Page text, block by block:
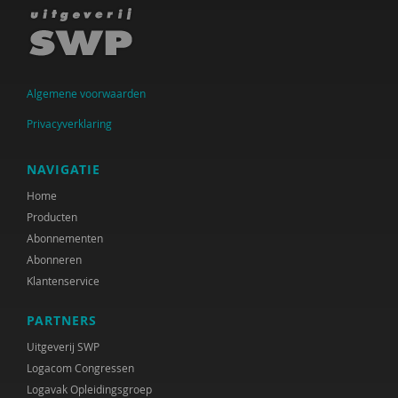
Anne Loeke van Erven
Anne Frederiks
Ron Genders
Hein de Haan
Joost de Haan
John Hacking
Coosje Hammink
Eva van Harten
Lotte Hogeboom
Marije de Hoogd, MSc
Algemene voorwaarden
Privacyverklaring
NAVIGATIE
Home
Producten
Abonnementen
Abonneren
Klantenservice
PARTNERS
Uitgeverij SWP
Logacom Congressen
Logavak Opleidingsgroep